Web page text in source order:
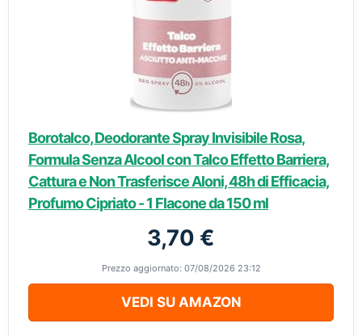
Borotalco, Deodorante Spray Invisibile Rosa,
Formula Senza Alcool con Talco Effetto Barriera,
Cattura e Non Trasferisce Aloni, 48h di Efficacia,
Profumo Cipriato - 1 Flacone da 150 ml
3,70 €
Prezzo aggiornato: 07/08/2026 23:12
VEDI SU AMAZON